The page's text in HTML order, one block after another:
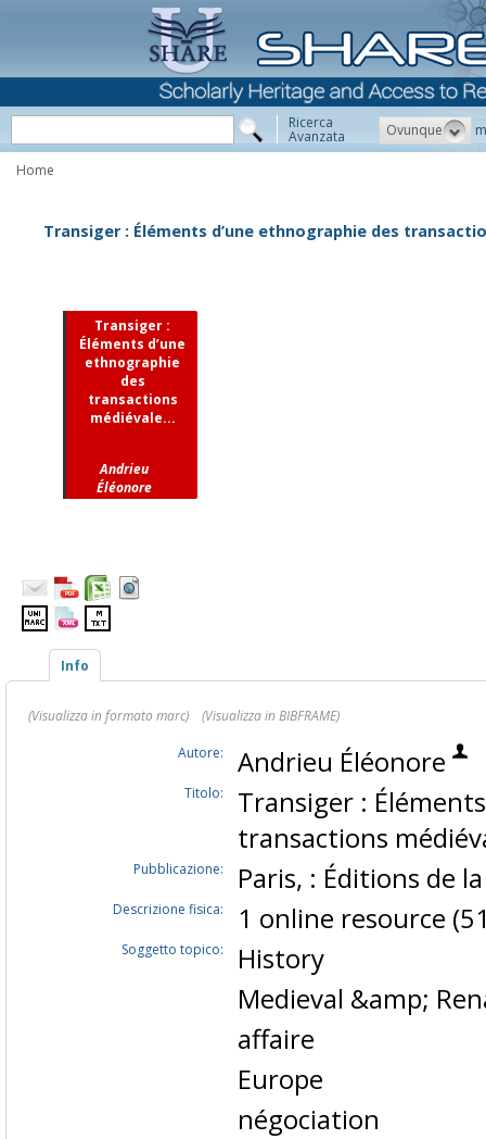
Ricerca
Avanzata Ovunque
Home
Transiger : Éléments d’une ethnographie des
Transiger :
Éléments d’une
ethnographie
des
transactions
médiévale...
Andrieu
Éléonore
Info
(Visualizza in formato marc)
(Visualizza in BIBFRAME)
Autore:
Andrieu Éléonore
Titolo:
Transiger :
transactions
Pubblicazione: Paris, : Éditions de
Descrizione fisica: 1 online resource
Soggetto topico:
History
Medieval &amp;
affaire
Europe
négociation